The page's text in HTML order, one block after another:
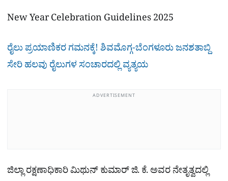
New Year Celebration Guidelines 2025
ರೈಲು ಪ್ರಯಾಣಿಕರ ಗಮನಕ್ಕೆ! ಶಿವಮೊಗ್ಗ-ಬೆಂಗಳೂರು ಜನಶತಾಬ್ದಿ
ಸೇರಿ ಹಲವು ರೈಲುಗಳ ಸಂಚಾರದಲ್ಲಿ ವ್ಯತ್ಯಯ
ADVERTISEMENT
ಜಿಲ್ಲಾ ರಕ್ಷಣಾಧಿಕಾರಿ ಮಿಥುನ್ ಕುಮಾರ್ ಜಿ. ಕೆ. ಅವರ ನೇತೃತ್ವದಲ್ಲಿ